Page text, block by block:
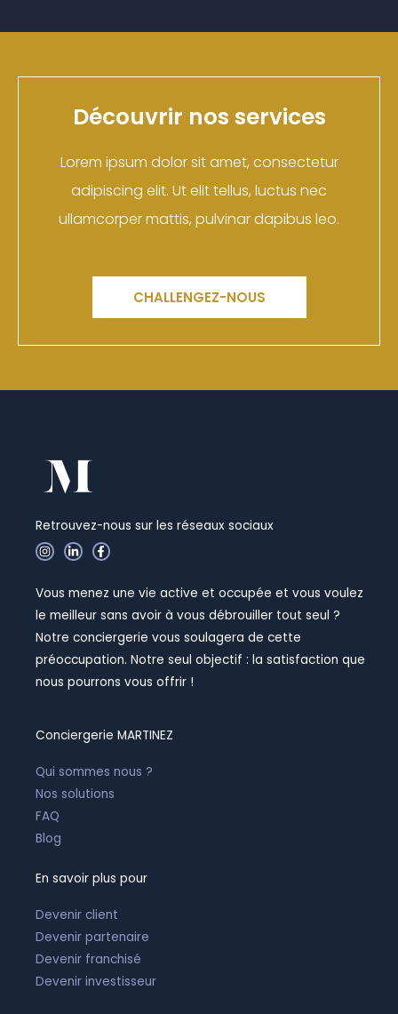
Découvrir nos services
Lorem ipsum dolor sit amet, consectetur
adipiscing elit. Ut elit tellus, luctus nec
ullamcorper mattis, pulvinar dapibus leo.
CHALLENGEZ-NOUS
Retrouvez-nous sur les réseaux sociaux
I
n
a
r
m
L
i
e
i
-
n
F
a
b
o
k
-
f
Vous menez une vie active et occupée et vous voulez
le meilleur sans avoir à vous débrouiller tout seul ?
Notre conciergerie vous soulagera de cette
préoccupation. Notre seul objectif : la satisfaction que
nous pourrons vous offrir !
Conciergerie MARTINEZ
Qui sommes nous ?
Nos solutions
FAQ
Blog
En savoir plus pour
Devenir client
Devenir partenaire
Devenir franchisé
Devenir investisseur